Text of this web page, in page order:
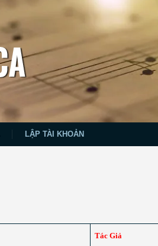
LẬP TÀI KHOẢN
Tác Giả